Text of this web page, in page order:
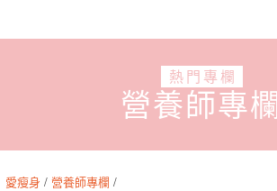
熱門專欄
營養師專欄
愛瘦身 / 營養師專欄 /